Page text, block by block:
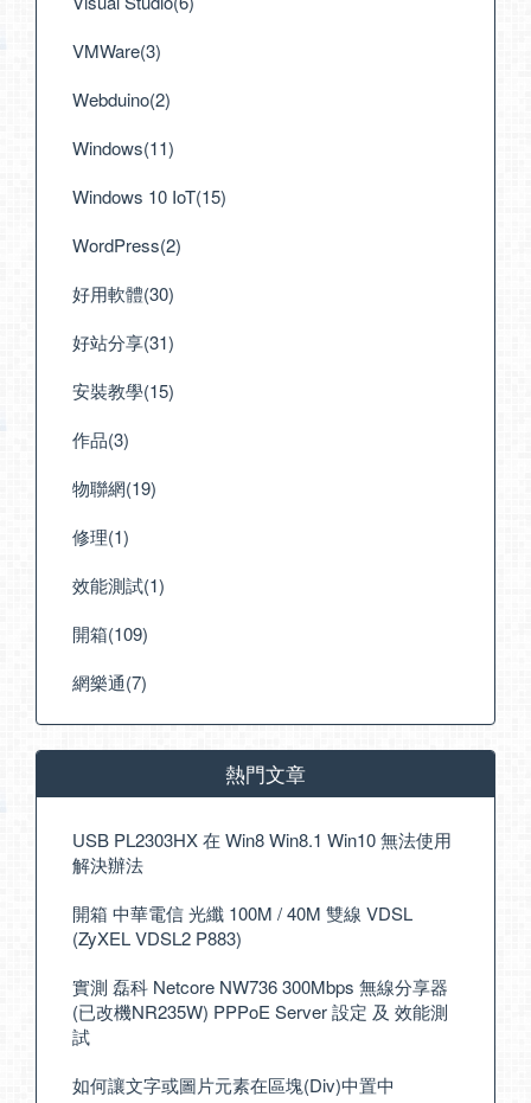
VMWare(3)
Webduino(2)
Windows(11)
Windows 10 IoT(15)
WordPress(2)
好用軟體(30)
好站分享(31)
安裝教學(15)
作品(3)
物聯網(19)
修理(1)
效能測試(1)
開箱(109)
網樂通(7)
熱門文章
USB PL2303HX 在 Win8 Win8.1 Win10 無法使用
解決辦法
開箱 中華電信 光纖 100M / 40M 雙線 VDSL
(ZyXEL VDSL2 P883)
實測 磊科 Netcore NW736 300Mbps 無線分享器
(已改機NR235W) PPPoE Server 設定 及 效能測
試
如何讓文字或圖片元素在區塊(Div)中置中